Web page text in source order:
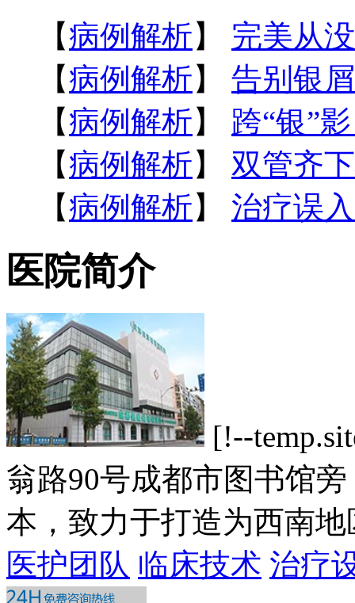
【病例解析】 完美从
【病例解析】 告别银
【病例解析】 跨“银”
【病例解析】 双管齐
【病例解析】 治疗误
医院简介
[!--
翁路90号成都市图书馆
本，致力于打造为西南
医护团队 临床技术 治疗